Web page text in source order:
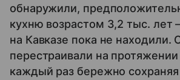
обнаружили,
кухню возрастом 3,2 тыс. лет
на Кавказе пока не находили.
перестраивали на протяжении
каждый раз бережно